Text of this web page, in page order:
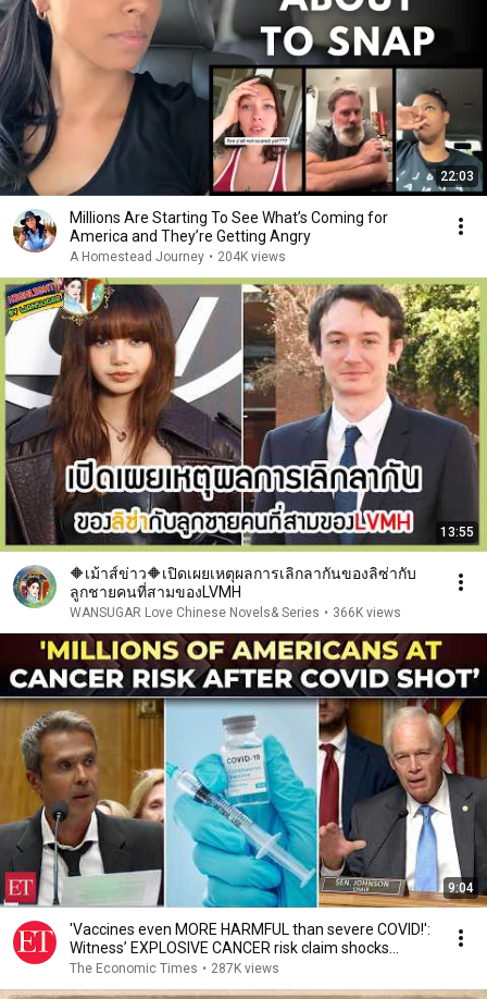
22:03
Millions Are Starting To See What’s Coming for
America and They’re Getting Angry
A Homestead Journey • 204K views
13:55
🔶เม้าส์ข่าว🔶เปิดเผยเหตุผลการเลิกลากันของลิซ่ากับ
ลูกชายคนที่สามของLVMH
WANSUGAR Love Chinese Novels& Series • 366K views
9:04
'Vaccines even MORE HARMFUL than severe COVID!':
Witness’ EXPLOSIVE CANCER risk claim shocks
Senate
The Economic Times • 287K views